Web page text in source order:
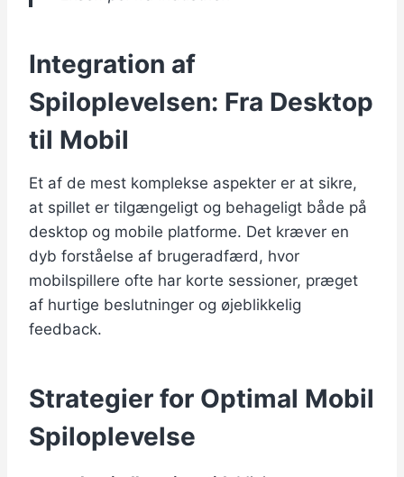
Integration af
Spiloplevelsen: Fra Desktop
til Mobil
Et af de mest komplekse aspekter er at sikre,
at spillet er tilgængeligt og behageligt både på
desktop og mobile platforme. Det kræver en
dyb forståelse af brugeradfærd, hvor
mobilspillere ofte har korte sessioner, præget
af hurtige beslutninger og øjeblikkelig
feedback.
Strategier for Optimal Mobil
Spiloplevelse